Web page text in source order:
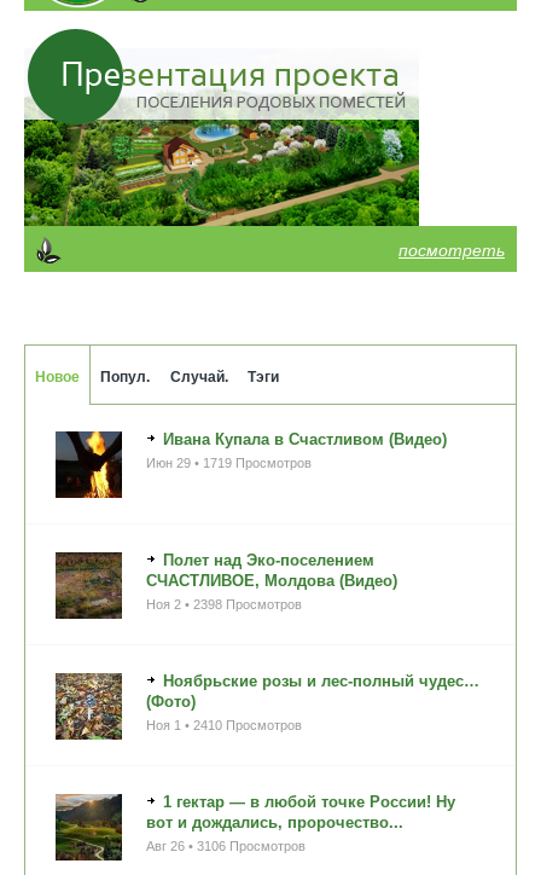
посмотреть
Новое Попул. Случай. Тэги
Ивана Купала в Счастливом (Видео)
Июн 29 • 1719 Просмотров
Полет над Эко-поселением
СЧАСТЛИВОЕ, Молдова (Видео)
Ноя 2 • 2398 Просмотров
Ноябрьские розы и лес-полный чудес…
(Фото)
Ноя 1 • 2410 Просмотров
1 гектар — в любой точке России! Ну
вот и дождались, пророчество...
Авг 26 • 3106 Просмотров